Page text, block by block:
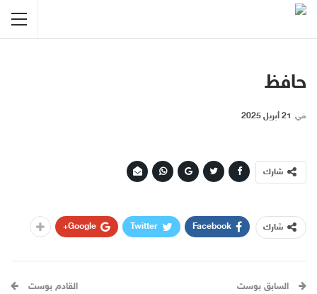
حافظ
في 21 أبريل 2025
شارك
شارك Facebook
Twitter
Google+
السابق بوست القادم بوست